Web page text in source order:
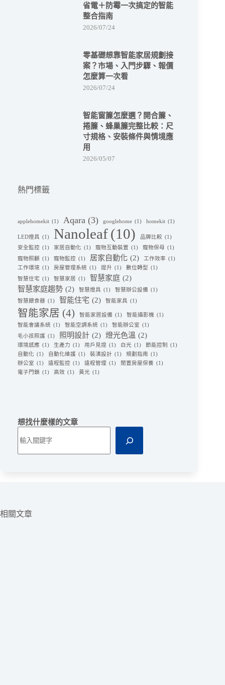
省電＋防霉一次搞定的智能
整合指南
2026/07/24
零基礎想靠智能家居規劃接
案？市場、入門步驟、報價
怎麼算一次看
2026/07/24
智能窗簾怎麼選？開合簾、
捲簾、蜂巢簾完整比較：尺
寸規格、安裝條件與情境應
用
2026/05/07
熱門標籤
applehomekit (1) Aqara (3) googlehome (1) homekit (1)
LED燈具 (1) Nanoleaf(10) 品牌比較 (1)
安全監控 (1) 家居自動化 (1) 寵物互動裝置 (1) 寵物保母 (1)
寵物照顧 (1) 寵物監控 (1) 居家自動化 (2) 工作效率 (1)
工作環境 (1) 房屋管理系統 (1) 提升 (1) 數位轉型 (1)
智慧住宅 (1) 智慧家居 (1) 智慧家庭 (2)
智慧家庭趨勢 (2) 智慧燈具 (1) 智慧辦公設備 (1)
智慧餵食器 (1) 智能住宅 (2) 智能家具 (1)
智能家居 (4) 智能家居設備 (1) 智能攝影機 (1)
智能會議系統 (1) 智能空調系統 (1) 智能辦公室 (1)
毛小孩照護 (1) 照明設計 (2) 燈光色溫 (2)
環境感應 (1) 生產力 (1) 用戶見證 (1) 白光 (1) 節能控制
(1)
自動化 (1) 自動化維護 (1) 裝潢設計 (1) 規劃指南 (1)
辦公室 (1) 遠程監控 (1) 遠程管理 (1) 閒置房屋保養 (1)
電子門鎖 (1) 高效 (1) 黃光 (1)
想找什麼樣的文章
相關文章